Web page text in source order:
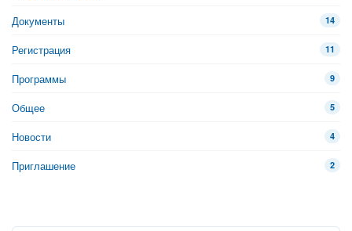
Документы 14
Регистрация 11
Программы 9
Общее 5
Новости 4
Приглашение 2